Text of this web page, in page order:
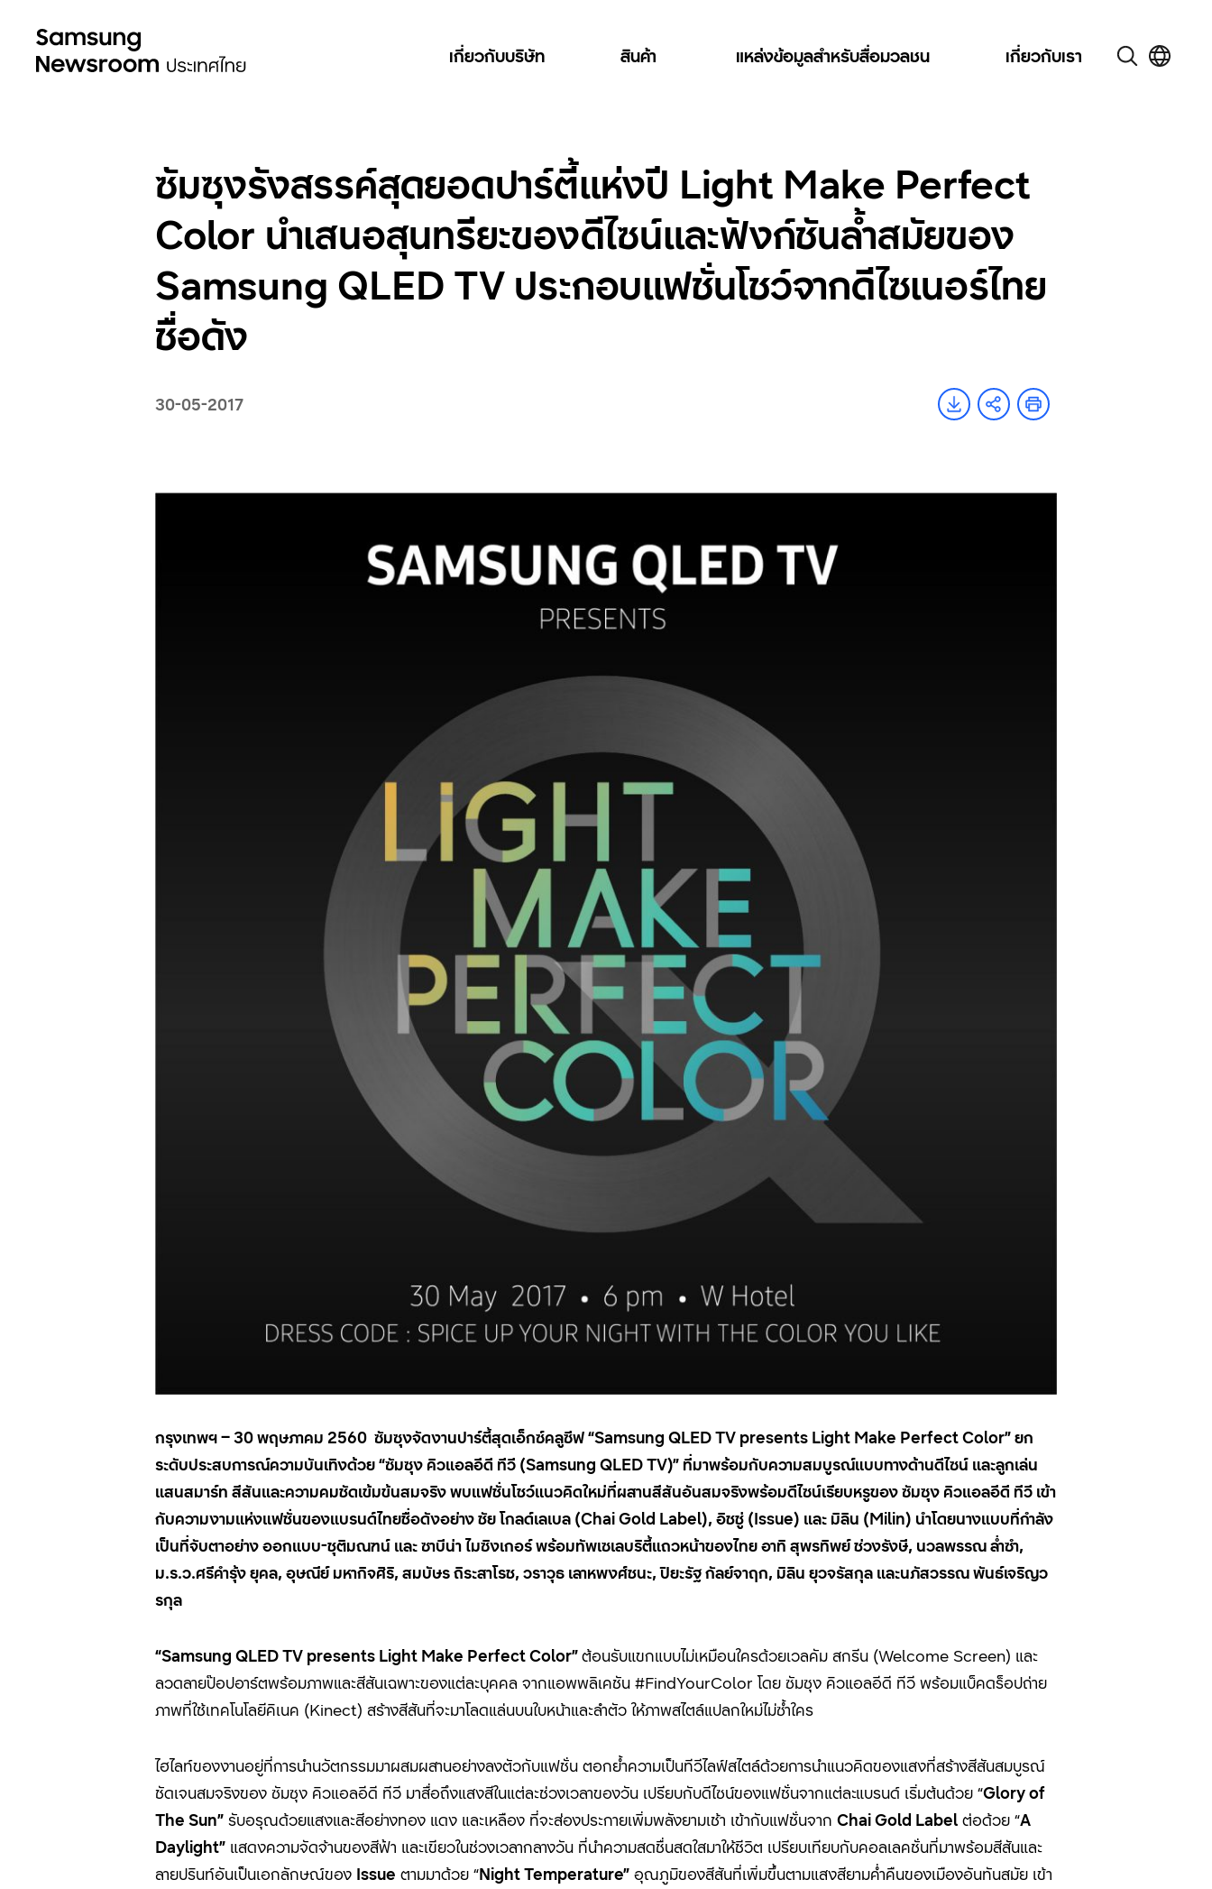
เกี่ยวกับบริษัท สินค้า แหล่งข้อมูลสำหรับสื่อมวลชน เกี่ยวกับเรา
ซัมซุงรังสรรค์สุดยอดปาร์ตี้แห่งปี Light Make Perfect
Color นำเสนอสุนทรียะของดีไซน์และฟังก์ชันล้ำสมัยของ
Samsung QLED TV ประกอบแฟชั่นโชว์จากดีไซเนอร์ไทย
ชื่อดัง
30-05-2017
กรุงเทพฯ– 30พฤษภาคม 2560 ซัมซุงจัดงานปาร์ตี้สุดเอ็กซ์คลูซีฟ“Samsung QLED TV presents Light Make Perfect Color”ยก
ระดับประสบการณ์ความบันเทิงด้วย “ซัมซุง คิวแอลอีดี ทีวี (Samsung QLED TV)” ที่มาพร้อมกับความสมบูรณ์แบบทางด้านดีไซน์ และลูกเล่น
แสนสมาร์ท สีสันและความคมชัดเข้มข้นสมจริง พบแฟชั่นโชว์แนวคิดใหม่ที่ผสานสีสันอันสมจริงพร้อมดีไซน์เรียบหรูของ ซัมซุง คิวแอลอีดี ทีวี เข้า
กับความงามแห่งแฟชั่นของแบรนด์ไทยชื่อดังอย่าง ชัย โกลด์เลเบล (Chai Gold Label), อิชชู่ (Issue) และ มิลิน (Milin) นำโดยนางแบบที่กำลัง
เป็นที่จับตาอย่าง ออกแบบ-ชุติมณฑน์ และ ซาบีน่า ไมซิงเกอร์ พร้อมทัพเซเลบริตี้แถวหน้าของไทย อาทิ สุพรทิพย์ ช่วงรังษี, นวลพรรณ ล่ำซำ,
ม.ร.ว.ศรีคำรุ้ง ยุคล, อุษณีย์ มหากิจศิริ, สมบัษร ถิระสาโรช, วราวุธ เลาหพงศ์ชนะ, ปิยะรัฐ กัลย์จาฤก, มิลิน ยุวจรัสกุล และนภัสวรรณ พันธ์เจริญว
รกุล
“Samsung QLED TV presents Light Make Perfect Color”ต้อนรับแขกแบบไม่เหมือนใครด้วยเวลคัม สกรีน (Welcome Screen) และ
ลวดลายป๊อปอาร์ตพร้อมภาพและสีสันเฉพาะของแต่ละบุคคล จากแอพพลิเคชัน #FindYourColor โดย ซัมซุง คิวแอลอีดี ทีวี พร้อมแบ็คดร็อปถ่าย
ภาพที่ใช้เทคโนโลยีคิเนค (Kinect) สร้างสีสันที่จะมาโลดแล่นบนใบหน้าและลำตัว ให้ภาพสไตล์แปลกใหม่ไม่ซ้ำใคร
ไฮไลท์ของงานอยู่ที่การนำนวัตกรรมมาผสมผสานอย่างลงตัวกับแฟชั่น ตอกย้ำความเป็นทีวีไลฟ์สไตล์ด้วยการนำแนวคิดของแสงที่สร้างสีสันสมบูรณ์
ชัดเจนสมจริงของ ซัมซุง คิวแอลอีดี ทีวี มาสื่อถึงแสงสีในแต่ละช่วงเวลาของวัน เปรียบกับดีไซน์ของแฟชั่นจากแต่ละแบรนด์ เริ่มต้นด้วย “Glory of
The Sun” รับอรุณด้วยแสงและสีอย่างทอง แดง และเหลือง ที่จะส่องประกายเพิ่มพลังยามเช้า เข้ากับแฟชั่นจาก Chai Gold Label ต่อด้วย “A
Daylight” แสดงความจัดจ้านของสีฟ้า และเขียวในช่วงเวลากลางวัน ที่นำความสดชื่นสดใสมาให้ชีวิต เปรียบเทียบกับคอลเลคชั่นที่มาพร้อมสีสันและ
ลายปรินท์อันเป็นเอกลักษณ์ของ Issue ตามมาด้วย “Night Temperature” อุณภูมิของสีสันที่เพิ่มขึ้นตามแสงสียามค่ำคืนของเมืองอันทันสมัย เข้า